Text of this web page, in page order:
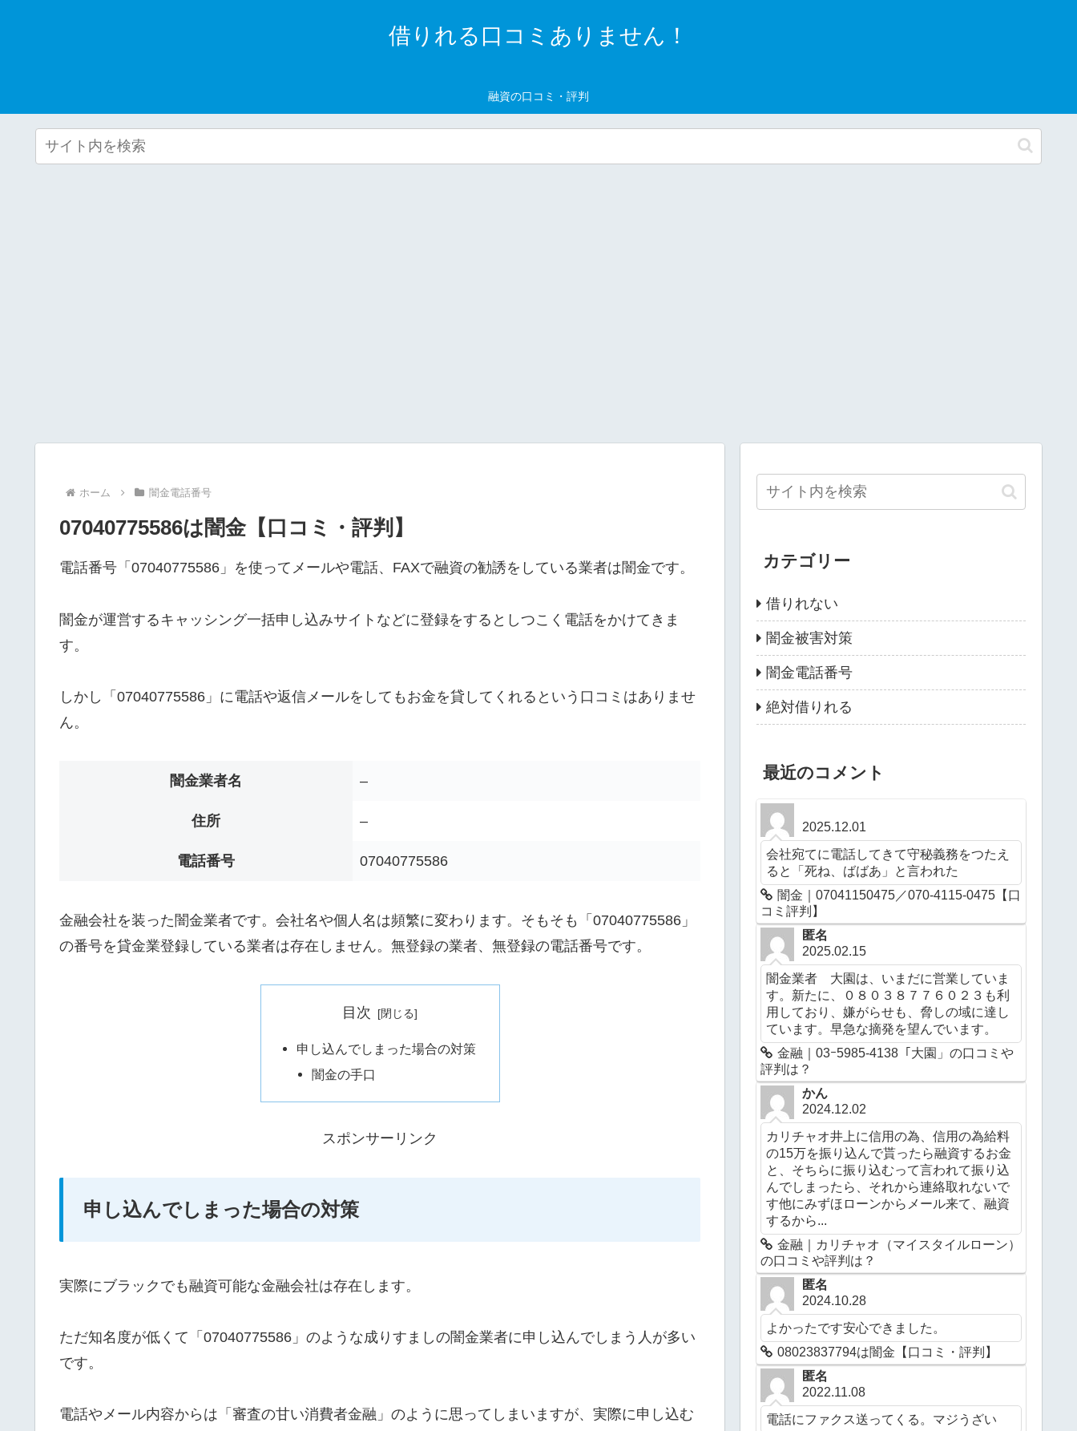
借りれる口コミありません！
融資の口コミ・評判
ホーム 闇金電話番号
07040775586は闇金【口コミ・評判】
電話番号「07040775586」を使ってメールや電話、FAXで融資の勧誘をしている業者は闇金です。
闇金が運営するキャッシング一括申し込みサイトなどに登録をするとしつこく電話をかけてきま
す。
しかし「07040775586」に電話や返信メールをしてもお金を貸してくれるという口コミはありませ
ん。
闇金業者名 –
住所 –
電話番号 07040775586
金融会社を装った闇金業者です。会社名や個人名は頻繁に変わります。そもそも「07040775586」
の番号を貸金業登録している業者は存在しません。無登録の業者、無登録の電話番号です。
目次
申し込んでしまった場合の対策
闇金の手口
スポンサーリンク
申し込んでしまった場合の対策
実際にブラックでも融資可能な金融会社は存在します。
ただ知名度が低くて「07040775586」のような成りすましの闇金業者に申し込んでしまう人が多い
です。
電話やメール内容からは「審査の甘い消費者金融」のように思ってしまいますが、実際に申し込む
カテゴリー
借りれない
闇金被害対策
闇金電話番号
絶対借りれる
最近のコメント
2025.12.01
会社宛てに電話してきて守秘義務をつたえ
ると「死ね、ばばあ」と言われた
闇金｜07041150475／070-4115-0475【口
コミ評判】
匿名
2025.02.15
闇金業者 大園は、いまだに営業していま
す。新たに、０８０３８７７６０２３も利
用しており、嫌がらせも、脅しの域に達し
ています。早急な摘発を望んでいます。
金融｜03ｰ5985-4138「大園」の口コミや
評判は？
かん
2024.12.02
カリチャオ井上に信用の為、信用の為給料
の15万を振り込んで貰ったら融資するお金
と、そちらに振り込むって言われて振り込
んでしまったら、それから連絡取れないで
す他にみずほローンからメール来て、融資
するから...
金融｜カリチャオ（マイスタイルローン）
の口コミや評判は？
匿名
2024.10.28
よかったです安心できました。
08023837794は闇金【口コミ・評判】
匿名
2022.11.08
電話にファクス送ってくる。マジうざい